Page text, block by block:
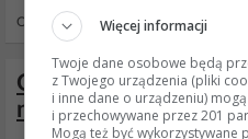
Odpowiedzi: 23 Wyświetleń: 4275
Orange Funbox
nie działa
Więcej informacji
Twoje dane osobowe będą
z Twojego urządzenia (pliki
i inne dane o urządzeniu)
i przechowywane przez 201
Mogą też być wykorzystywane